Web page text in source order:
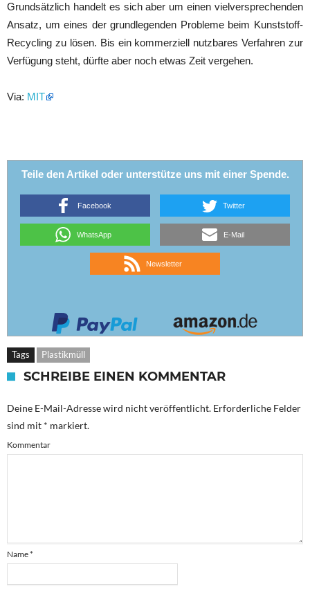
Grundsätzlich handelt es sich aber um einen vielversprechenden
Ansatz, um eines der grundlegenden Probleme beim Kunststoff-
Recycling zu lösen. Bis ein kommerziell nutzbares Verfahren zur
Verfügung steht, dürfte aber noch etwas Zeit vergehen.
Via: MIT
Teile den Artikel oder unterstütze uns mit einer Spende.
Facebook Twitter
WhatsApp E-Mail
Newsletter
Tags Plastikmüll
SCHREIBE EINEN KOMMENTAR
Deine E-Mail-Adresse wird nicht veröffentlicht. Erforderliche Felder
sind mit * markiert.
Kommentar
Name*